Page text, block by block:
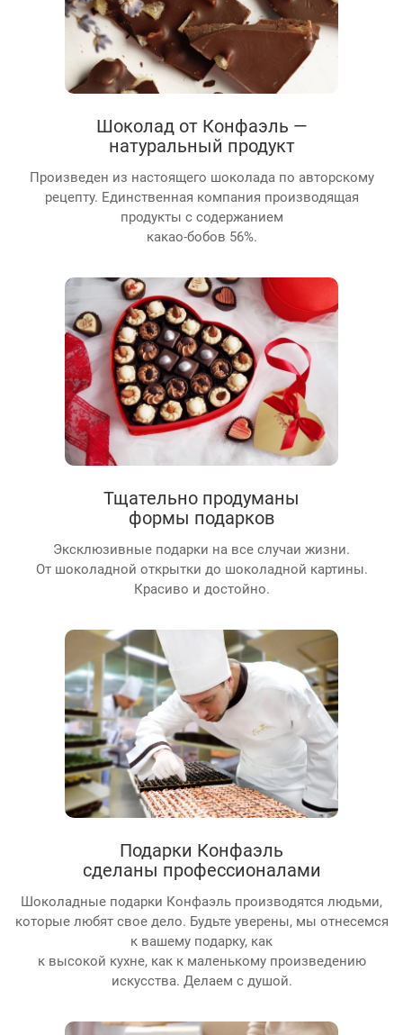
Шоколад от Конфаэль —
натуральный продукт
Произведен из настоящего шоколада по авторскому
рецепту. Единственная компания производящая
продукты с содержанием
какао-бобов 56%.
Тщательно продуманы
формы подарков
Эксклюзивные подарки на все случаи жизни.
От шоколадной открытки до шоколадной картины.
Красиво и достойно.
Подарки Конфаэль
сделаны профессионалами
Шоколадные подарки Конфаэль производятся людьми,
которые любят свое дело. Будьте уверены, мы отнесемся
к вашему подарку, как
к высокой кухне, как к маленькому произведению
искусства. Делаем с душой.